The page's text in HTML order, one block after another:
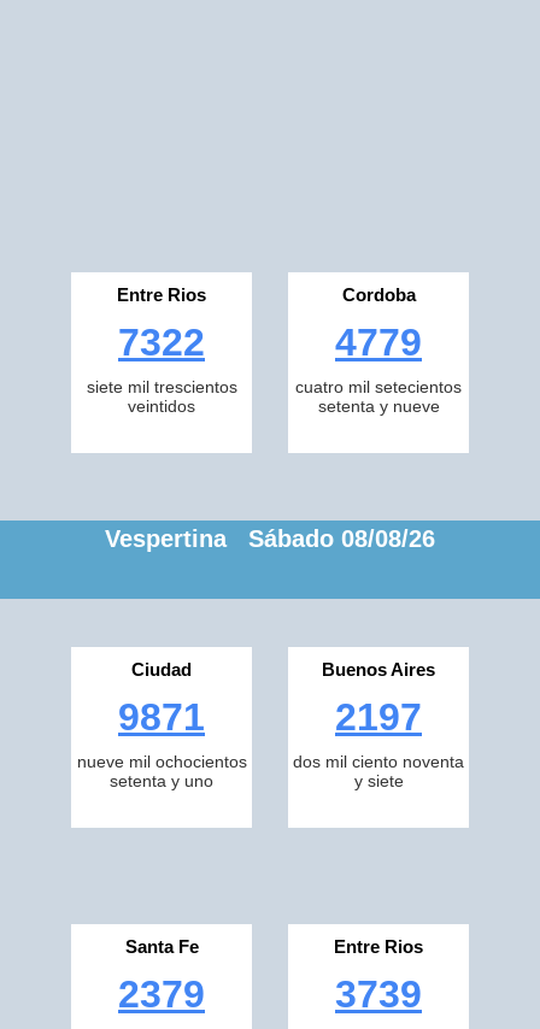
Entre Rios
7322
siete mil trescientos
veintidos
Cordoba
4779
cuatro mil setecientos
setenta y nueve
Vespertina Sábado 08/08/26
Ciudad
9871
nueve mil ochocientos
setenta y uno
Buenos Aires
2197
dos mil ciento noventa
y siete
Santa Fe
2379
Entre Rios
3739